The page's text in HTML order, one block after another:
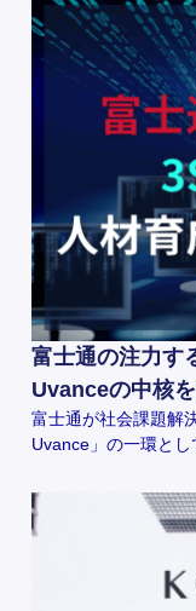
富士通の注力
Uvanceの中核
富士通が社会課題解
Uvance」の一環と